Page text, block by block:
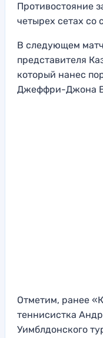
Противостояние
четырех сетах со
В следующем
представителя
который нанес
Джеффри-Джона
Отметим, ранее
теннисистка
Уимблдонского